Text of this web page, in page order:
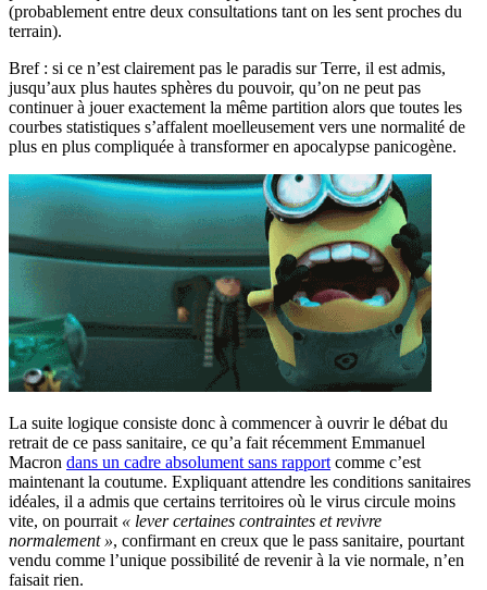
(probablement entre deux consultations tant on les sent proches du
terrain).
Bref : si ce n’est clairement pas le paradis sur Terre, il est admis,
jusqu’aux plus hautes sphères du pouvoir, qu’on ne peut pas
continuer à jouer exactement la même partition alors que toutes les
courbes statistiques s’affalent moelleusement vers une normalité de
plus en plus compliquée à transformer en apocalypse panicogène.
La suite logique consiste donc à commencer à ouvrir le débat du
retrait de ce pass sanitaire, ce qu’a fait récemment Emmanuel
Macron dans un cadre absolument sans rapport comme c’est
maintenant la coutume. Expliquant attendre les conditions sanitaires
idéales, il a admis que certains territoires où le virus circule moins
vite, on pourrait « lever certaines contraintes et revivre
normalement », confirmant en creux que le pass sanitaire, pourtant
vendu comme l’unique possibilité de revenir à la vie normale, n’en
faisait rien.